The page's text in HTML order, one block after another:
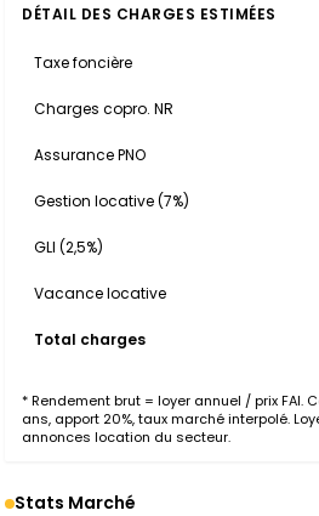
DÉTAIL DES CHARGES ESTIMÉES
Taxe foncière
Charges copro. NR
Assurance PNO
Gestion locative (7%)
GLI (2,5%)
Vacance locative
Total charges
* Rendement brut = loyer annuel / prix FAI.
ans, apport 20%, taux marché interpolé.
annonces location du secteur.
Stats Marché